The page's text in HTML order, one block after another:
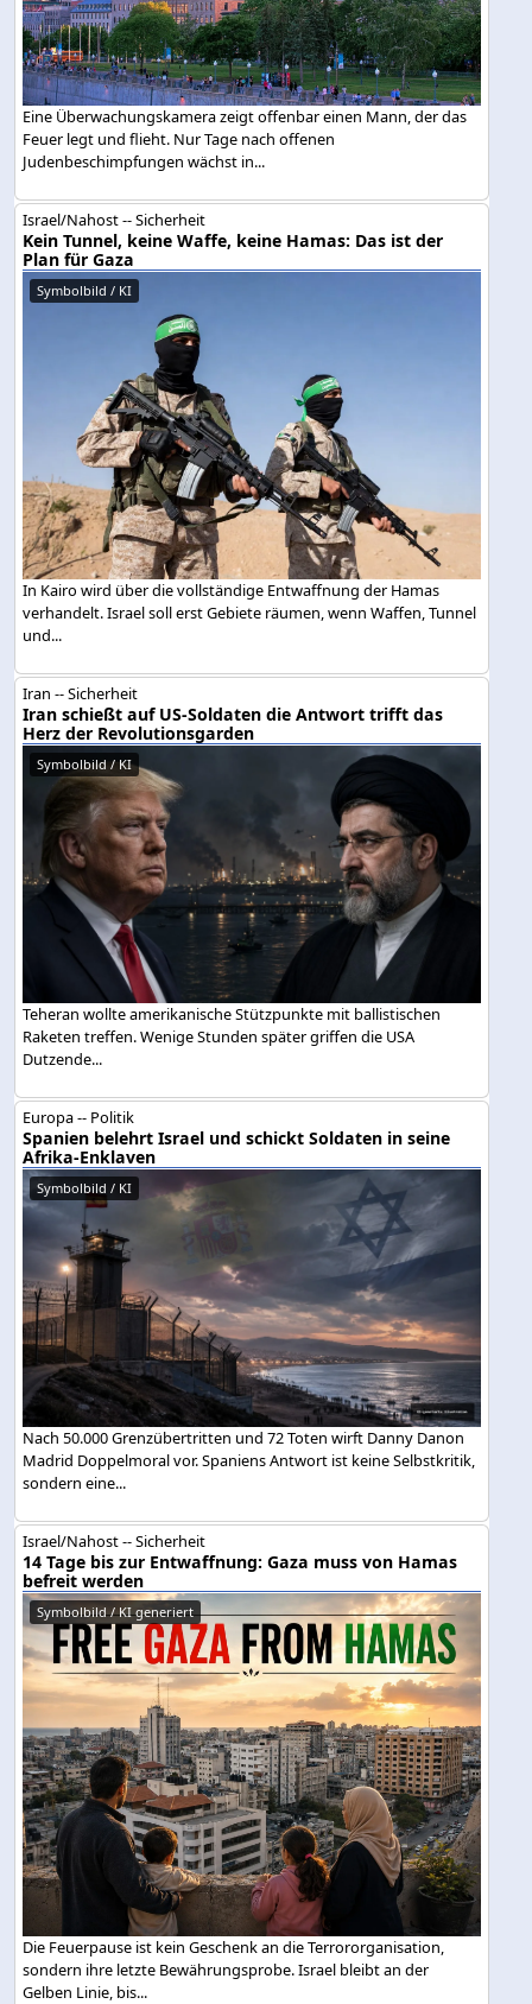
Eine Überwachungskamera zeigt offenbar einen Mann, der das
Feuer legt und flieht. Nur Tage nach offenen
Judenbeschimpfungen wächst in...
Israel/Nahost -- Sicherheit
Kein Tunnel, keine Waffe, keine Hamas: Das ist der
Plan für Gaza
Symbolbild / KI
In Kairo wird über die vollständige Entwaffnung der Hamas
verhandelt. Israel soll erst Gebiete räumen, wenn Waffen, Tunnel
und...
Iran -- Sicherheit
Iran schießt auf US-Soldaten die Antwort trifft das
Herz der Revolutionsgarden
Symbolbild / KI
Teheran wollte amerikanische Stützpunkte mit ballistischen
Raketen treffen. Wenige Stunden später griffen die USA
Dutzende...
Europa -- Politik
Spanien belehrt Israel und schickt Soldaten in seine
Afrika-Enklaven
Symbolbild / KI
Nach 50.000 Grenzübertritten und 72 Toten wirft Danny Danon
Madrid Doppelmoral vor. Spaniens Antwort ist keine Selbstkritik,
sondern eine...
Israel/Nahost -- Sicherheit
14 Tage bis zur Entwaffnung: Gaza muss von Hamas
befreit werden
Symbolbild / KI generiert
Die Feuerpause ist kein Geschenk an die Terrororganisation,
sondern ihre letzte Bewährungsprobe. Israel bleibt an der
Gelben Linie, bis...